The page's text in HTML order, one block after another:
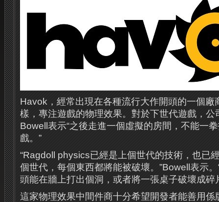
Havok，經常出現在各種流行大作開頭的一個
樣，專注遊戲的物理效果。對於下世代遊戲，
Bowell表示“之後走進一個虛擬的房間，不能一
戲。”
“Ragdoll physics已經是上個世代的技術，也已
個世代，每個東西都將能被破壞。”Bowell表示
頭能在牆上打出個洞，或者將一張桌子破壞成碎
這家物理效果中間件商十分希望開發者能善用